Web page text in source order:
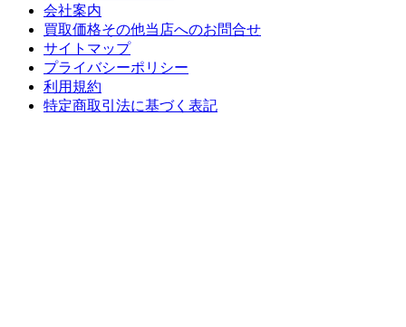
会社案内
買取価格その他当店へのお問合せ
サイトマップ
プライバシーポリシー
利用規約
特定商取引法に基づく表記